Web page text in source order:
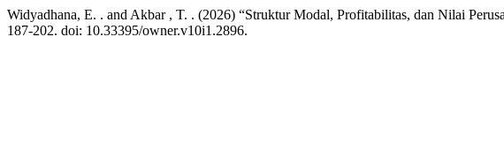
Widyadhana, E. . and Akbar , T. . (2026) “Struktur Modal, Profitabilitas, dan Nilai
187-202. doi: 10.33395/owner.v10i1.2896.